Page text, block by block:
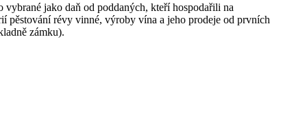
jako daň od poddaných, kteří hospodařili na
pěstování révy vinné, výroby vína a jeho prodeje od prvních
zámku).